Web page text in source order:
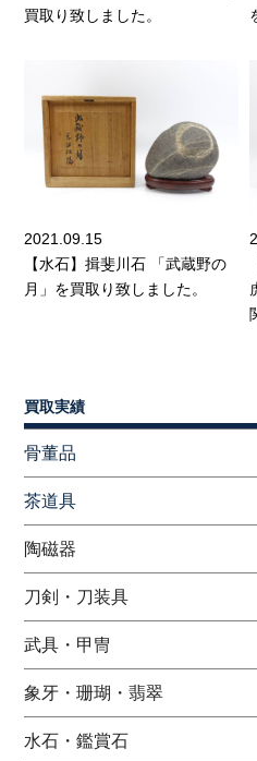
買取り致しました。
2021.09.15
【水石】揖斐川石 「武蔵野の
月」を買取り致しました。
買取実績
骨董品
茶道具
陶磁器
刀剣・刀装具
武具・甲冑
象牙・珊瑚・翡翠
水石・鑑賞石